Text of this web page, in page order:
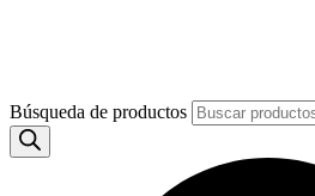
Búsqueda de productos